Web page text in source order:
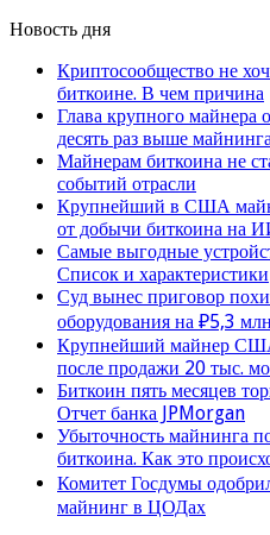
Новость дня
Криптосообщество не
биткоине. В чем причина
Глава крупного майнера
десять раз выше
Майнерам биткоина не
событий отрасли
Крупнейший в США
от добычи биткоина на
Самые выгодные
Список и характеристики
Суд вынес приговор
оборудования на ₽5,3 млн
Крупнейший майнер
после продажи 20 тыс.
Биткоин пять месяцев
Отчет банка JPMorgan
Убыточность майнинга
биткоина. Как это
Комитет Госдумы
майнинг в ЦОДах